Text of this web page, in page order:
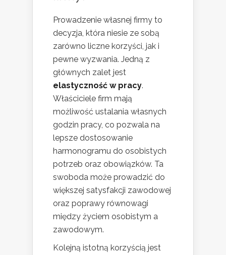
Prowadzenie własnej firmy to
decyzja, która niesie ze sobą
zarówno liczne korzyści, jak i
pewne wyzwania. Jedną z
głównych zalet jest
elastyczność w pracy.
Właściciele firm mają
możliwość ustalania własnych
godzin pracy, co pozwala na
lepsze dostosowanie
harmonogramu do osobistych
potrzeb oraz obowiązków. Ta
swoboda może prowadzić do
większej satysfakcji zawodowej
oraz poprawy równowagi
między życiem osobistym a
zawodowym.
Kolejną istotną korzyścią jest